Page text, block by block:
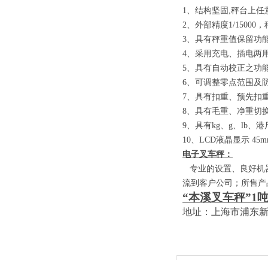
1、结构坚固 ,秤台上任
2、外部精度1/15000
3、具有秤重值保留功
4、采用充电、插电两
5、具有自动校正之功
6、可调整零点范围及
7、具有扣重、预先扣
8、具有毛重、净重切
9、具有kg、 g、 lb、港
10、 LCD液晶显示
电子叉车秤：
专业的设置、良好机
流到客户公司；所售
“本溪叉车秤”1 吨
地址：上海市浦东